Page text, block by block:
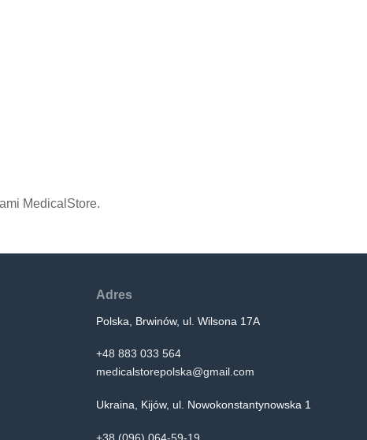
MedicalStore.
Adres
Polska, Brwinów, ul. Wilsona 17A
+48 883 033 564
medicalstorepolska@gmail.com
Ukraina, Kijów, ul. Nowokonstantynowska 1